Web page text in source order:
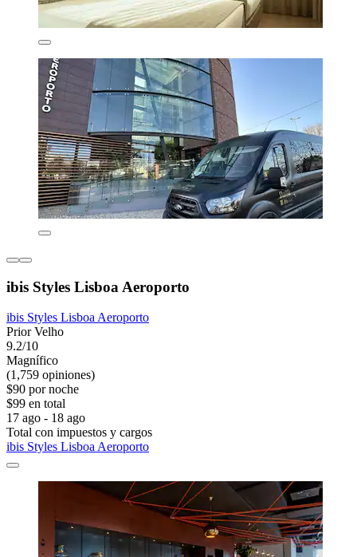
ibis Styles Lisboa Aeroporto
ibis Styles Lisboa Aeroporto
Prior Velho
9.2/10
Magnífico
(1,759 opiniones)
$90 por noche
$99 en total
17 ago - 18 ago
Total con impuestos y cargos
ibis Styles Lisboa Aeroporto